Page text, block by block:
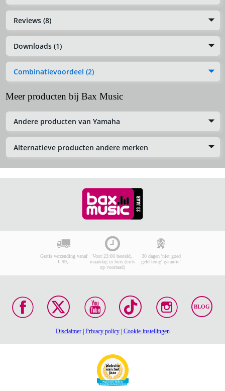
Reviews (8)
Downloads (1)
Combinatievoordeel (2)
Meer producten bij Bax Music
Andere producten van Yamaha
Alternatieve producten andere merken
Gratis verzending vanaf
€ 99,-
Voor 23:00 besteld,
maandag in huis (mits
op voorraad)
30 dagen 'niet goed
geld terug' garantie!
BLOG
Disclaimer| Privacy policy| Cookie-instellingen